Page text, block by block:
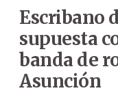
Escribano
supuesta
banda de
Asunción